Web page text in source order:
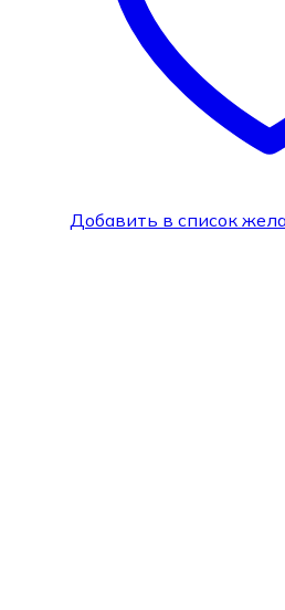
Добавить в список